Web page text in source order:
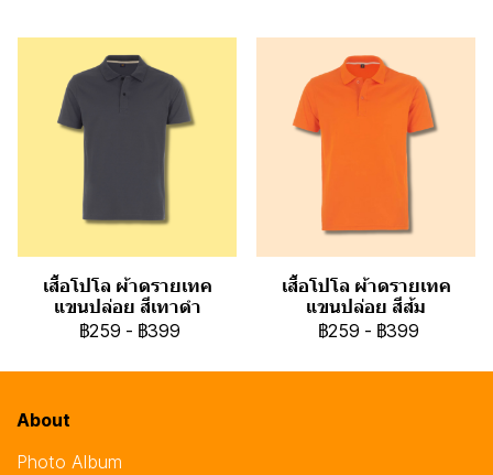
เสื้อโปโล ผ้าดรายเทค
แขนปล่อย สีเทาดำ
฿259 - ฿399
เสื้อโปโล ผ้าดรายเทค
แขนปล่อย สีส้ม
฿259 - ฿399
About
Photo Album